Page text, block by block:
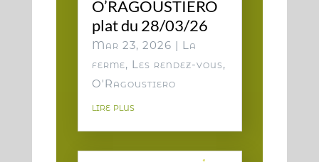
Ô’RAGOUSTIERO
plat du 28/03/26
Mar 23, 2026 | La
ferme, Les rendez-vous,
O'Ragoustiero
lire plus